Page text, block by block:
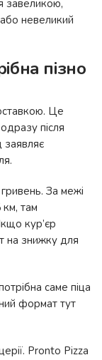
завеликою,
невеликий
пізно
Це
після
заявляє
За межі
там
кур’єр
на знижку для
саме піца
формат тут
Pronto Pizza